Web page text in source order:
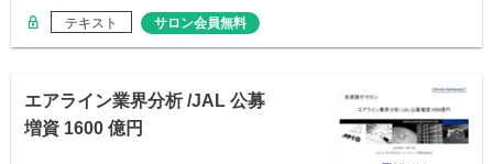
テキスト サロン会員無料
エアライン業界分析 /JAL 公募
増資 1600 億円